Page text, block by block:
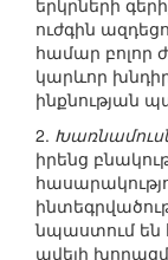
երկրների
ուժգին
համար բոլոր
կարևոր
ինքնության
2.
իրենց
նպաստում են
ավելի